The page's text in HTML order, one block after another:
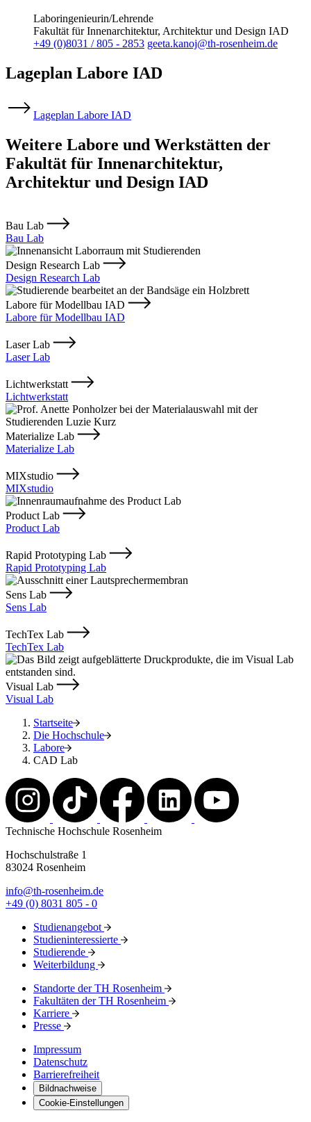
Laboringenieurin/Lehrende
Fakultät für Innenarchitektur, Architektur und Design IAD
+49 (0)8031 / 805 - 2853 geeta.kanoj@th-rosenheim.de
Lageplan Labore IAD
Lageplan Labore IAD
Weitere Labore und Werkstätten der
Fakultät für Innenarchitektur,
Architektur und Design IAD
Bau Lab
Bau Lab
Design Research Lab
Design Research Lab
Labore für Modellbau IAD
Labore für Modellbau IAD
Laser Lab
Laser Lab
Lichtwerkstatt
Lichtwerkstatt
Materialize Lab
Materialize Lab
MIXstudio
MIXstudio
Product Lab
Product Lab
Rapid Prototyping Lab
Rapid Prototyping Lab
Sens Lab
Sens Lab
TechTex Lab
TechTex Lab
Visual Lab
Visual Lab
Startseite
Die Hochschule
Labore
CAD Lab
Technische Hochschule Rosenheim
Hochschulstraße 1
83024 Rosenheim
info@th-rosenheim.de
+49 (0) 8031 805 - 0
Studienangebot
Studieninteressierte
Studierende
Weiterbildung
Standorte der TH Rosenheim
Fakultäten der TH Rosenheim
Karriere
Presse
Impressum
Datenschutz
Barrierefreiheit
Bildnachweise
Cookie-Einstellungen